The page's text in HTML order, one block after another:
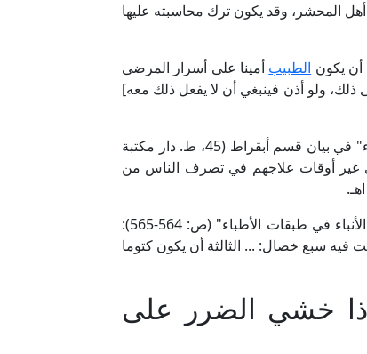
المحشر، وقد يكون ترك محاسبته عليها
الطبيب أمينا على أسرار المرضى
ذلك، ولو أذن فينبغي أن لا يفعل ذلك معه]
ابن أبي أصيبعة في "عيون الأنباء في طبقات الأطباء" في بيان قسم أبقراط (45، ط. دار مكتبة
في غير أوقات علاجهم في تصرف الناس من
المصري علي ابن رضوان في "عيون الأنباء في طبقات الأطباء" (ص: 564-565):
فيه سبع خصال: ... الثالثة أن يكون كتوما
خشي الضرر على